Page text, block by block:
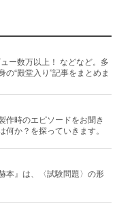
ー数万以上！ などなど。多
“殿堂入り”記事をまとめま
作時のエピソードをお聞き
か？を探っていきます。
本』は、〈試験問題〉の形